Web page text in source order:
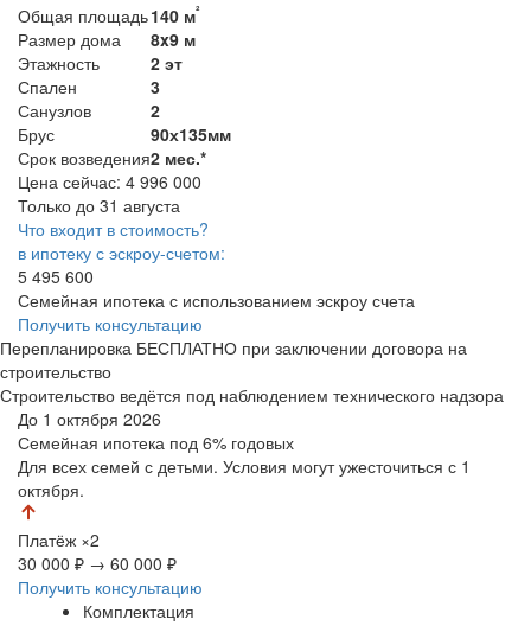
Общая площадь140 м²
Размер дома
8x9 м
Этажность
2 эт
Спален
3
Санузлов
2
Брус
90х135мм
Срок возведения2 мес.*
Цена сейчас: 4 996 000
Только до 31 августа
Что входит в стоимость?
в ипотеку с эскроу-счетом:
5 495 600
Семейная ипотека с использованием эскроу счета
Получить консультацию
Перепланировка БЕСПЛАТНО при заключении договора на
строительство
Строительство ведётся под наблюдением технического надзора
До 1 октября 2026
Семейная ипотека под 6% годовых
Для всех семей с детьми. Условия могут ужесточиться с 1
октября.
Платёж ×2
30 000 ₽ → 60 000 ₽
Получить консультацию
Комплектация